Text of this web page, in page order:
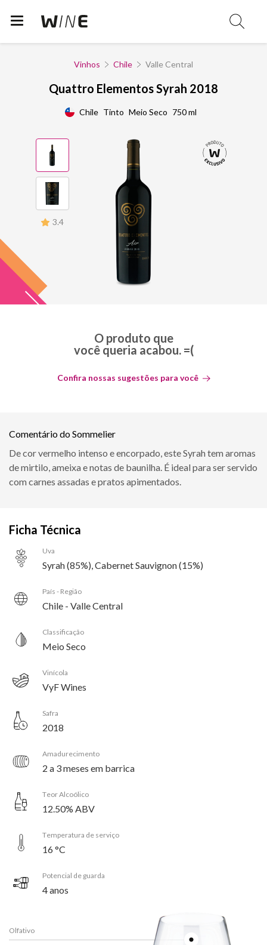
Vinhos Chile Valle Central
Quattro Elementos Syrah 2018
Chile Tinto Meio Seco 750 ml
3.4
O produto que
você queria acabou. =(
Confira nossas sugestões para você
Comentário do Sommelier
De cor vermelho intenso e encorpado, este Syrah tem aromas
de mirtilo, ameixa e notas de baunilha. É ideal para ser servido
com carnes assadas e pratos apimentados.
Ficha Técnica
Uva
Syrah (85%), Cabernet Sauvignon (15%)
País - Região
Chile - Valle Central
Classificação
Meio Seco
Vinícola
VyF Wines
Safra
2018
Amadurecimento
2 a 3 meses em barrica
Teor Alcoólico
12.50% ABV
Temperatura de serviço
16 °C
Potencial de guarda
4 anos
Olfativo